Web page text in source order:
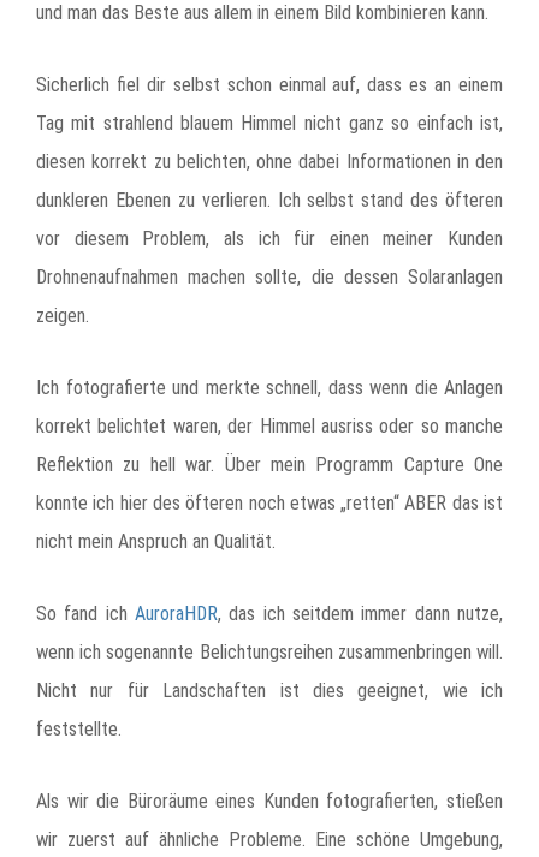
und man das Beste aus allem in einem Bild kombinieren kann.
Sicherlich fiel dir selbst schon einmal auf, dass es an einem
Tag mit strahlend blauem Himmel nicht ganz so einfach ist,
diesen korrekt zu belichten, ohne dabei Informationen in den
dunkleren Ebenen zu verlieren. Ich selbst stand des öfteren
vor diesem Problem, als ich für einen meiner Kunden
Drohnenaufnahmen machen sollte, die dessen Solaranlagen
zeigen.
Ich fotografierte und merkte schnell, dass wenn die Anlagen
korrekt belichtet waren, der Himmel ausriss oder so manche
Reflektion zu hell war. Über mein Programm Capture One
konnte ich hier des öfteren noch etwas „retten“ ABER das ist
nicht mein Anspruch an Qualität.
So fand ich AuroraHDR, das ich seitdem immer dann nutze,
wenn ich sogenannte Belichtungsreihen zusammenbringen will.
Nicht nur für Landschaften ist dies geeignet, wie ich
feststellte.
Als wir die Büroräume eines Kunden fotografierten, stießen
wir zuerst auf ähnliche Probleme. Eine schöne Umgebung,